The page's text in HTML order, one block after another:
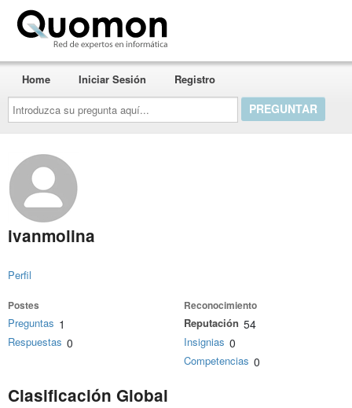
Introduzca
su
pregunta
aquí...
Home Iniciar Sesión Registro
ivanmolina
Perfil
Postes
Preguntas 1
Respuestas 0
Reconocimiento
Reputación 54
Insignias 0
Competencias 0
Clasificación Global